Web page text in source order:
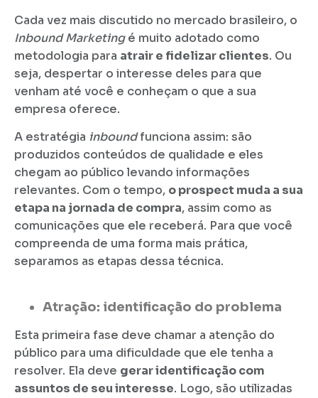
Cada vez mais discutido no mercado brasileiro, o
Inbound Marketingé muito adotado como
metodologia para atrair e fidelizar clientes. Ou
seja, despertar o interesse deles para que
venham até você e conheçam o que a sua
empresa oferece.
A estratégia inboundfunciona assim: são
produzidos conteúdos de qualidade e eles
chegam ao público levando informações
relevantes. Com o tempo, o prospect muda a sua
etapa na jornada de compra, assim como as
comunicações que ele receberá. Para que você
compreenda de uma forma mais prática,
separamos as etapas dessa técnica.
Atração: identificação do problema
Esta primeira fase deve chamar a atenção do
público para uma dificuldade que ele tenha a
resolver. Ela deve gerar identificação com
assuntos de seu interesse. Logo, são utilizadas